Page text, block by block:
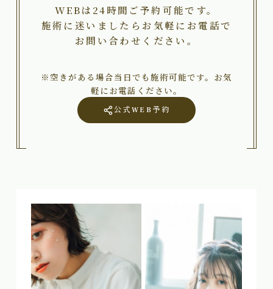
WEBは24時間ご予約可能です。
施術に迷いましたらお気軽にお電話で
お問い合わせください。
※空きがある場合当日でも施術可能です。お気
軽にお電話ください。
公式WEB予約